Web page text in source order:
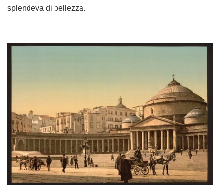
splendeva di bellezza.